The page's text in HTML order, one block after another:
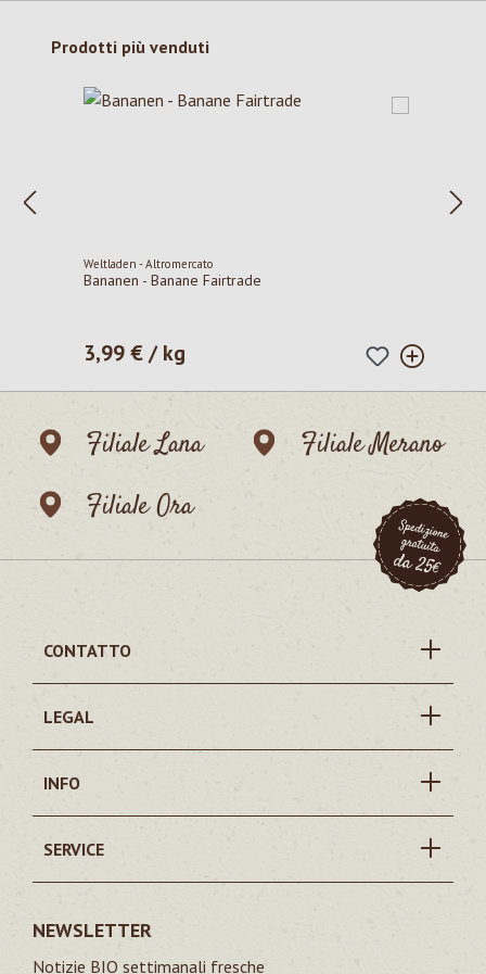
Salta la galleria dei prodotti
Prodotti più venduti
Weltladen - Altromercato
Bananen - Banane Fairtrade
Prezzo normale:
3,99 € / kg
Filiale Lana
Filiale Merano
Filiale Ora
CONTATTO
LEGAL
INFO
SERVICE
NEWSLETTER
Notizie BIO settimanali fresche